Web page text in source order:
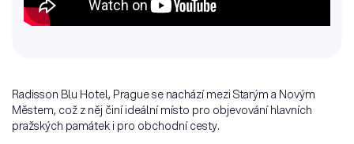
Radisson Blu Hotel, Prague se nachází mezi Starým a Novým
Městem, což z něj činí ideální místo pro objevování hlavních
pražských památek i pro obchodní cesty.